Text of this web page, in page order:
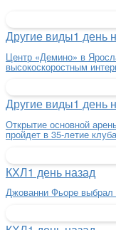
Другие виды1 день
Центр «Демино» в
высокоскоростным
Другие виды1 день
Открытие основной
пройдет в 35-летие
КХЛ1 день назад
Джованни Фьоре